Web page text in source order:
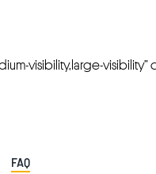
visibility,large-visibility”
FAQ